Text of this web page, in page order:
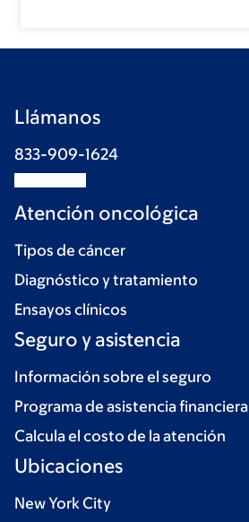
Llámanos
833-909-1624
Atención oncológica
Tipos de cáncer
Diagnóstico y tratamiento
Ensayos clínicos
Seguro y asistencia
Información sobre el seguro
Programa de asistencia financiera
Calcula el costo de la atención
Ubicaciones
New York City